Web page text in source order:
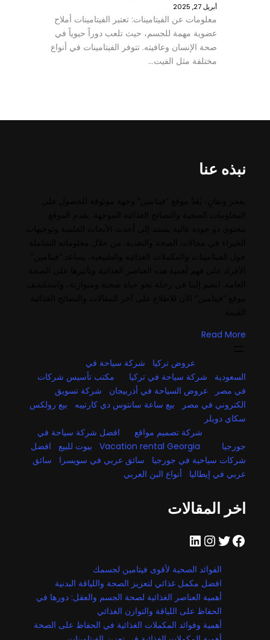
أبريل 27, 2025
معلومات عن الفيتامينات: تعتبر الفيتامينات أملاح
عضوية مهمة للجسم، حيث تلعب دوراً حيوياً في
صحة الإنسان وعافيته. تتوفر الفيتامينات في أنواع
مختلفة مثل الفيت…
نبذه عنا
Read More
عروض تركيا
شركة سياحة في
السعودية
شركة سياحة في تركيا
مكتب تأسيس شركات
في مصر
عروض السياحة في أذربيجان
شركة تسويق
الكتروني في مصر
بيع ساعة سانتوس دي كارتييه
بيع رولكس
سكاي دويلر
شركة تصميم مواقع
افضل شركة سياحة في
جورجيا
Vacation rental Georgia بيوت للبيع
افضل
شركات سياحية في جورجيا
سائق عربي في سويسرا
سائق
عربي في إيطاليا
أنواع البن العربي
اخر المقالات
فيسبوك تويتر إنستجرام لينكد إن
الفوائد الصحية لأقوى فيتامين لجسمك
افضل مكمل غذائي لتعزيز الصحة واللياقة البدنية
أهمية العناصر الغذائية لصحة الجسم والعقل: دورها في
الحفاظ على اللياقة والتوازن الغذائي
أهمية وفوائد المكملات الغذائية في الحفاظ على الصحة